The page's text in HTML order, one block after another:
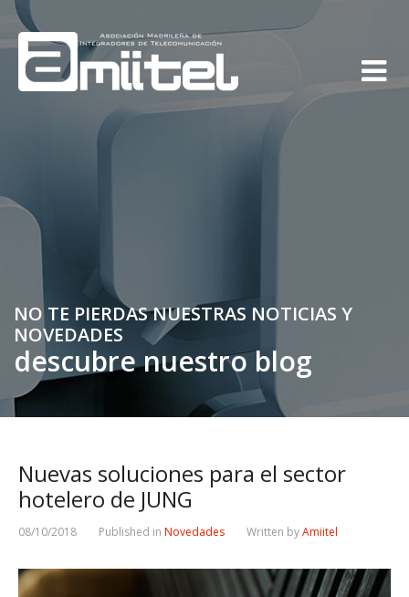
NO TE PIERDAS NUESTRAS NOTICIAS Y
NOVEDADES
descubre nuestro blog
Nuevas soluciones para el sector
hotelero de JUNG
08/10/2018 Published in Novedades Written byAmiitel